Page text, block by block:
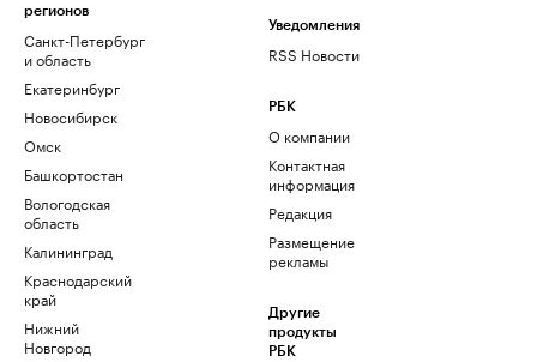
регионов
Санкт-Петербург
и область
Екатеринбург
Новосибирск
Омск
Башкортостан
Вологодская
область
Калининград
Краснодарский
край
Нижний
Новгород
Уведомления
RSS Новости
РБК
О компании
Контактная
информация
Редакция
Размещение
рекламы
Другие
продукты
РБК